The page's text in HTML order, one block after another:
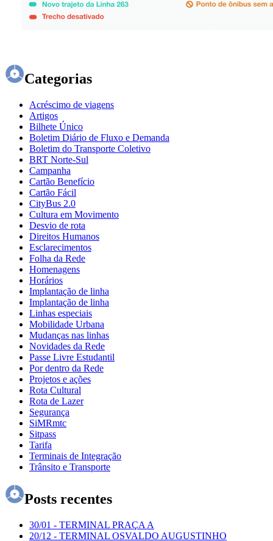
Categorias
Acréscimo de viagens
Artigos
Bilhete Único
Boletim Diário de Fluxo e Demanda
Boletim do Transporte Coletivo
BRT Norte-Sul
Campanha
Cartão Benefício
Cartão Fácil
CityBus 2.0
Cultura em Movimento
Desvio de rota
Direitos Humanos
Esclarecimentos
Folha da Rede
Homenagens
Horários
Implantação de linha
Implantação de linha
Linhas especiais
Mobilidade Urbana
Mudanças nas linhas
Novidades da Rede
Passe Livre Estudantil
Por dentro da Rede
Projetos e ações
Rota Cultural
Rota de Lazer
Segurança
SiMRmtc
Sitpass
Tarifa
Terminais de Integração
Trânsito e Transporte
Posts recentes
30/01 - TERMINAL PRAÇA A
20/12 - TERMINAL OSVALDO AUGUSTINHO